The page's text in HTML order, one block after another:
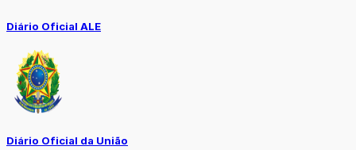
Diário Oficial ALE
Diário Oficial da União